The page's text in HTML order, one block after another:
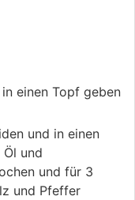
einen Topf geben
und in einen
Öl und
und für 3
und Pfeffer